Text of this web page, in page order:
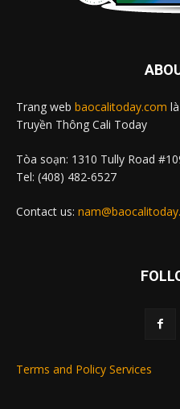
Trang web baocalitoday.com
Truyền Thông Cali Today
Tòa soạn: 1310 Tully Road
Tel: (408) 482-6527
Contact us:
Terms and Policy Services